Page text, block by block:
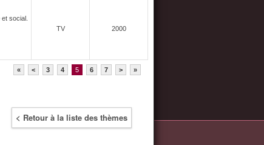
social.
TV 2000
« < 3 4 5 6 7 > »
< Retour à la liste des thèmes